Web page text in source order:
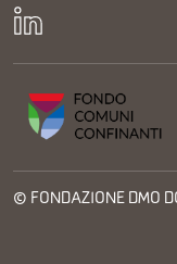
© FONDAZIONE DMO